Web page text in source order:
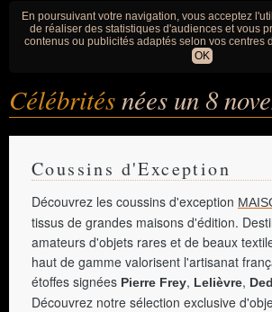
En poursuivant votre navigation, vous acceptez
de réaliser des statistiques d'audiences et vous
contenus ou publicités adaptés selon vos centres
OK
Célébritésnées un 8
Coussins d'Exception
Découvrez les coussins d'exception
tissus de grandes maisons d'édition.
amateurs d'objets rares et de beaux
haut de gamme valorisent l'artisanat
étoffes signées Pierre Frey, Lelièvre,
Découvrez notre sélection exclusive